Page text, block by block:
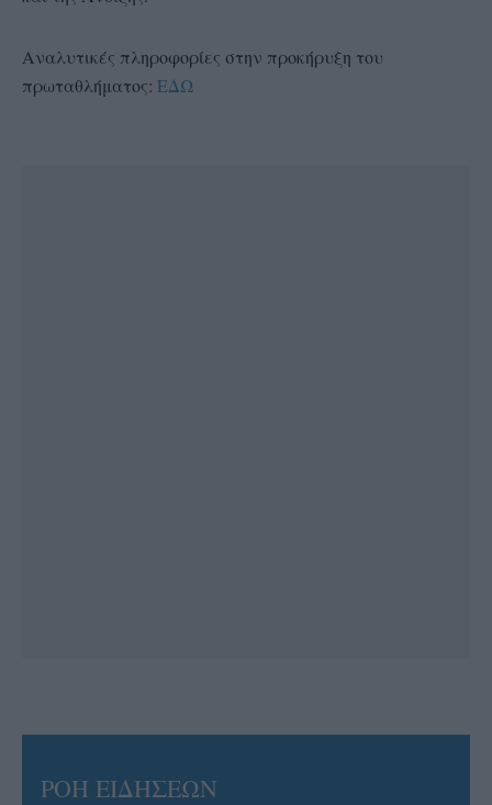
Αναλυτικές πληροφορίες στην προκήρυξη του
πρωταθλήματος: ΕΔΩ
ΡΟΗ ΕΙΔΗΣΕΩΝ